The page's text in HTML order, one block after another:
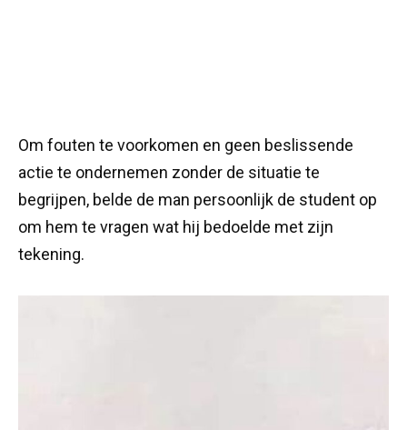
Om fouten te voorkomen en geen beslissende
actie te ondernemen zonder de situatie te
begrijpen, belde de man persoonlijk de student op
om hem te vragen wat hij bedoelde met zijn
tekening.